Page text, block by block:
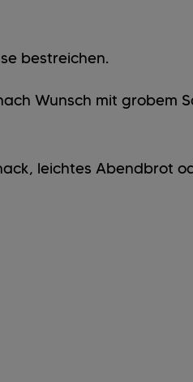
bestreichen.
Wunsch mit grobem
leichtes Abendbrot